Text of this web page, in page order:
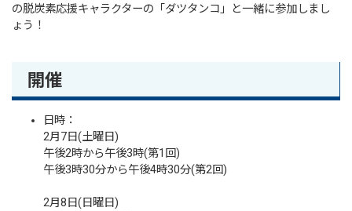
の脱炭素応援キャラクターの「ダツタンコ」と一緒に参加しまし
ょう！
開催
日時：
2月7日(土曜日)
午後2時から午後3時(第1回)
午後3時30分から午後4時30分(第2回)
2月8日(日曜日)